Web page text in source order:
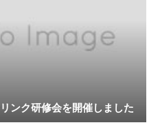
ンク研修会を開催しました